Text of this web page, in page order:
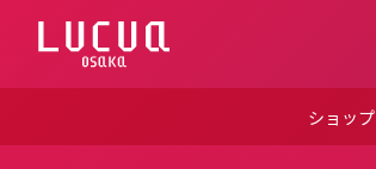
ス
ショップ